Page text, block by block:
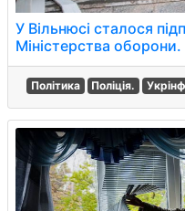
У Вільнюсі сталося
Міністерства оборони.
Політика Поліція.